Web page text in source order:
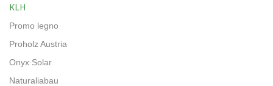
KLH
Promo legno
Proholz Austria
Onyx Solar
Naturaliabau